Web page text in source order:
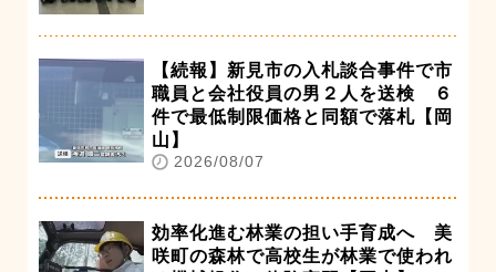
【続報】新見市の入札談合事件で市
職員と会社役員の男２人を送検 ６
件で最低制限価格と同額で落札【岡
山】
2026/08/07
効率化進む林業の担い手育成へ 美
咲町の森林で高校生が林業で使われ